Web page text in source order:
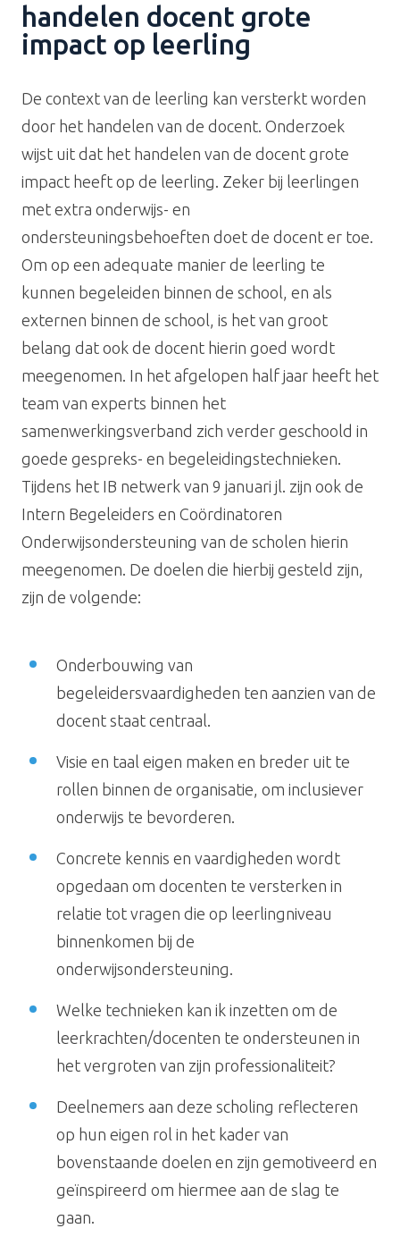
handelen docent grote
impact op leerling
De context van de leerling kan versterkt worden
door het handelen van de docent. Onderzoek
wijst uit dat het handelen van de docent grote
impact heeft op de leerling. Zeker bij leerlingen
met extra onderwijs- en
ondersteuningsbehoeften doet de docent er toe.
Om op een adequate manier de leerling te
kunnen begeleiden binnen de school, en als
externen binnen de school, is het van groot
belang dat ook de docent hierin goed wordt
meegenomen. In het afgelopen half jaar heeft het
team van experts binnen het
samenwerkingsverband zich verder geschoold in
goede gespreks- en begeleidingstechnieken.
Tijdens het IB netwerk van 9 januari jl. zijn ook de
Intern Begeleiders en Coördinatoren
Onderwijsondersteuning van de scholen hierin
meegenomen. De doelen die hierbij gesteld zijn,
zijn de volgende:
Onderbouwing van
begeleidersvaardigheden ten aanzien van de
docent staat centraal.
Visie en taal eigen maken en breder uit te
rollen binnen de organisatie, om inclusiever
onderwijs te bevorderen.
Concrete kennis en vaardigheden wordt
opgedaan om docenten te versterken in
relatie tot vragen die op leerlingniveau
binnenkomen bij de
onderwijsondersteuning.
Welke technieken kan ik inzetten om de
leerkrachten/docenten te ondersteunen in
het vergroten van zijn professionaliteit?
Deelnemers aan deze scholing reflecteren
op hun eigen rol in het kader van
bovenstaande doelen en zijn gemotiveerd en
geïnspireerd om hiermee aan de slag te
gaan.